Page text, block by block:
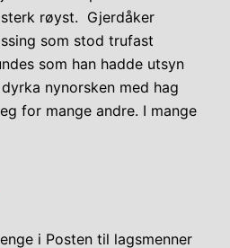
røyst. Gjerdåker
som stod trufast
som han hadde utsyn
nynorsken med hag
for mange andre. I mange
i Posten til lagsmenner